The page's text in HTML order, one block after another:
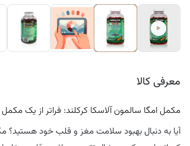
معرفی کالا
مکمل امگا سالمون آلاسکا کرکلند: فراتر از یک مکمل